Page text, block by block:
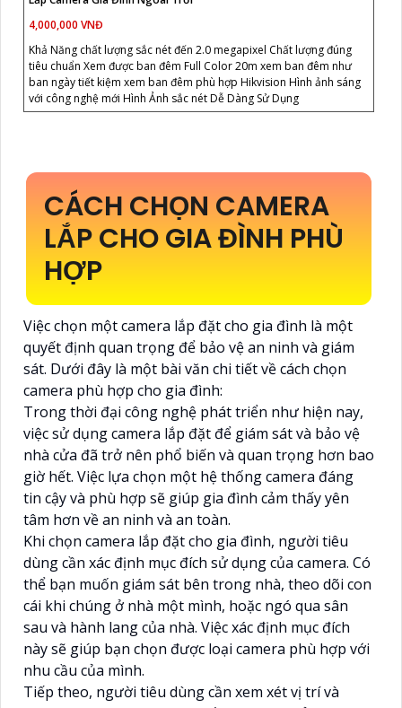
4,000,000 VNĐ
Khả Năng chất lượng sắc nét đến 2.0 megapixel Chất lượng đúng
tiêu chuẩn Xem được ban đêm Full Color 20m xem ban đêm như
ban ngày tiết kiệm xem ban đêm phù hợp Hikvision Hình ảnh sáng
với công nghệ mới Hình Ảnh sắc nét Dễ Dàng Sử Dụng
CÁCH CHỌN CAMERA
LẮP CHO GIA ĐÌNH PHÙ
HỢP
Việc chọn một camera lắp đặt cho gia đình là một
quyết định quan trọng để bảo vệ an ninh và giám
sát. Dưới đây là một bài văn chi tiết về cách chọn
camera phù hợp cho gia đình:
Trong thời đại công nghệ phát triển như hiện nay,
việc sử dụng camera lắp đặt để giám sát và bảo vệ
nhà cửa đã trở nên phổ biến và quan trọng hơn bao
giờ hết. Việc lựa chọn một hệ thống camera đáng
tin cậy và phù hợp sẽ giúp gia đình cảm thấy yên
tâm hơn về an ninh và an toàn.
Khi chọn camera lắp đặt cho gia đình, người tiêu
dùng cần xác định mục đích sử dụng của camera. Có
thể bạn muốn giám sát bên trong nhà, theo dõi con
cái khi chúng ở nhà một mình, hoặc ngó qua sân
sau và hành lang của nhà. Việc xác định mục đích
này sẽ giúp bạn chọn được loại camera phù hợp với
nhu cầu của mình.
Tiếp theo, người tiêu dùng cần xem xét vị trí và